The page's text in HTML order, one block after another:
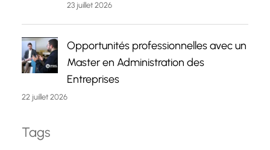
23 juillet 2026
Opportunités professionnelles avec un
Master en Administration des
Entreprises
22 juillet 2026
Tags